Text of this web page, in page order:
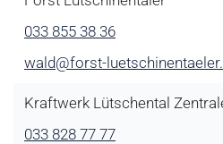
033 855 38 36
wald@forst-
Kraftwerk Lütschental
033 828 77 77